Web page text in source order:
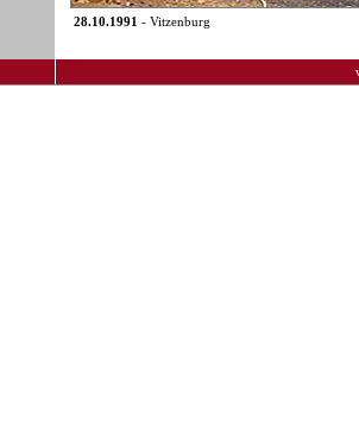
28.10.1991 - Vitzenburg